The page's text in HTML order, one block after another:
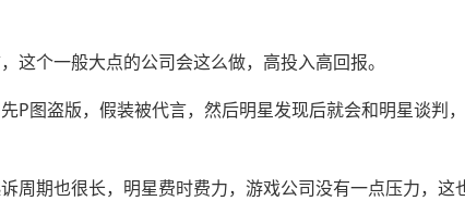
个一般大点的公司会这么做，高投入高回报。
图盗版，假装被代言，然后明星发现后就会和明星谈判，
周期也很长，明星费时费力，游戏公司没有一点压力，这